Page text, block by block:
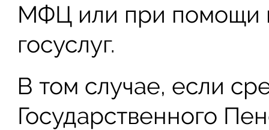
МФЦ или при помощи
госуслуг.
В том случае, если
Государственного